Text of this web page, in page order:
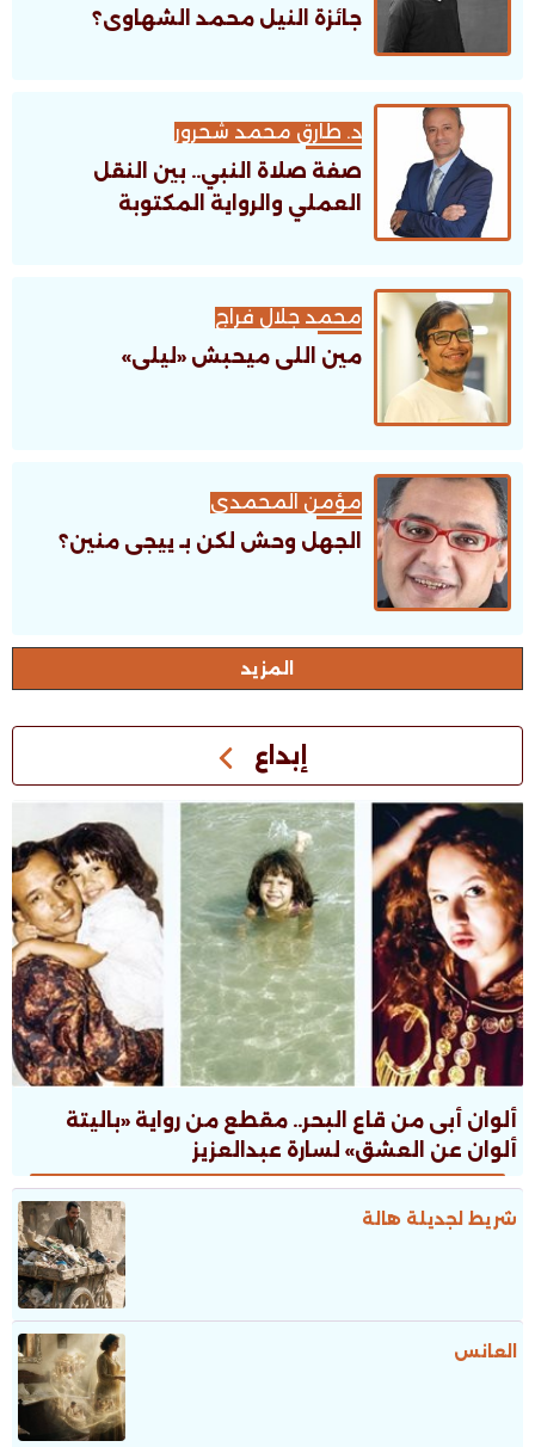
جائزة النيل محمد الشهاوى؟
د. طارق محمد شحرور
صفة صلاة النبي.. بين النقل
العملي والرواية المكتوبة
محمد جلال فراج
مين اللى ميحبش «ليلى»
مؤمن المحمدى
الجهل وحش لكن بـ ييجى منين؟
اﻟﻤﺰﻳﺪ
إبداع
ألوان أبى من قاع البحر.. مقطع من رواية «باليتة
ألوان عن العشق» لسارة عبدالعزيز
شريط لجديلة هالة
العانس